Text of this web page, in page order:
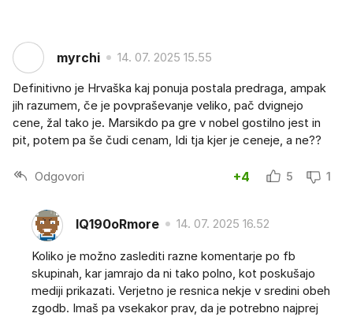
myrchi 14. 07. 2025 15.55
Definitivno je Hrvaška kaj ponuja postala predraga, ampak
jih razumem, če je povpraševanje veliko, pač dvignejo
cene, žal tako je. Marsikdo pa gre v nobel gostilno jest in
pit, potem pa še čudi cenam, Idi tja kjer je ceneje, a ne??
Odgovori +4 5 1
IQ190oRmore 14. 07. 2025 16.52
Koliko je možno zaslediti razne komentarje po fb
skupinah, kar jamrajo da ni tako polno, kot poskušajo
mediji prikazati. Verjetno je resnica nekje v sredini obeh
zgodb. Imaš pa vsekakor prav, da je potrebno najprej